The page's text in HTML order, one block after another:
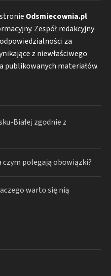
Odsmiecownia.pl
Zespół redakcyjny
za
z niewłaściwego
publikowanych materiałów.
Białej zgodnie z
czym polegają obowiązki?
warto się nią